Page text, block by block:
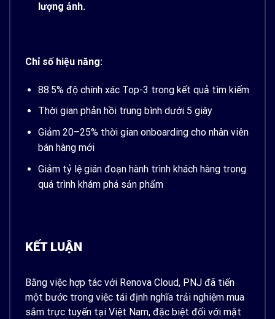
lượng ảnh.
Chỉ số hiệu năng:
88.5% độ chính xác Top-3 trong kết quả tìm kiếm
Thời gian phản hồi trung bình dưới 5 giây
Giảm 20–25% thời gian onboarding cho nhân viên
bán hàng mới
Giảm tỷ lệ gián đoạn hành trình khách hàng trong
quá trình khám phá sản phẩm
KẾT LUẬN
Bằng việc hợp tác với Renova Cloud, PNJ đã tiến
một bước trong việc tái định nghĩa trải nghiệm mua
sắm trực tuyến tại Việt Nam, đặc biệt đối với mặt